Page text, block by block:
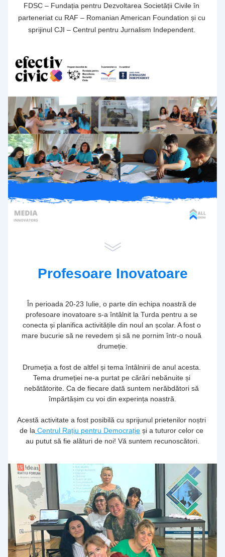
FDSC – Fundația pentru Dezvoltarea Societății Civile în
parteneriat cu RAF – Romanian American Foundation și cu
sprijinul CJI – Centrul pentru Jurnalism Independent.
Profesoare Inovatoare
În perioada 20-23 Iulie, o parte din echipa noastră de
profesoare inovatoare s-a întâlnit la Turda pentru a se
conecta și planifica activitățile din noul an școlar. A fost o
mare bucurie să ne revedem și să ne pornim într-o nouă
drumeție.
Drumeția a fost de altfel și tema întâlnirii de anul acesta.
Tema drumeției ne-a purtat pe cărări nebănuite și
nebătătorite. Ca de fiecare dată suntem nerăbdători să
împărtășim cu voi din experința noastră.
Acestă activitate a fost posibilă cu sprijunul prietenilor noștri
de la Centrul Rațiu pentru Democrație și a tuturor celor ce
au putut să fie alături de noi! Vă suntem recunoscători.